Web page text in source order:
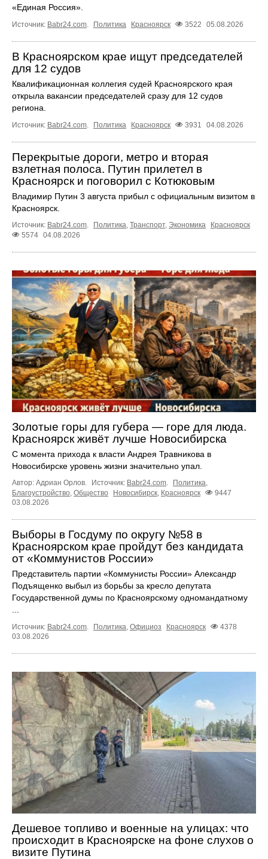
«Единая Россия».
Источник: Babr24.com. Политика Красноярск 3522 05.08.2026
В Красноярском крае ищут председателей
для 12 судов
Квалификационная коллегия судей Красноярского края
открыла вакансии председателей сразу для 12 судов
региона.
Источник: Babr24.com. Политика Красноярск 3931 04.08.2026
Перекрытые дороги, метро и вторая
взлетная полоса. Путин прилетел в
Красноярск и поговорил с Котюковым
Владимир Путин 3 августа прибыл с официальным визитом в
Красноярск.
Источник: Babr24.com. Политика, Транспорт, Экономика
Красноярск
5574 04.08.2026
Золотые горы для губера — горе для люда.
Красноярск живёт лучше Новосибирска
С момента прихода к власти Андрея Травникова в
Новосибирске уровень жизни значительно упал.
Автор: Адриан Орлов. Источник: Babr24.com Политика
Благоустройство Общество Новосибирск Красноярск
9447
03.08.2026
Выборы в Госдуму по округу №58 в
Красноярском крае пройдут без кандидата
от «Коммунистов России»
Представитель партии «Коммунисты России» Александр
Подъященко выбыл из борьбы за кресло депутата
Государственной думы по Красноярскому одномандатному
Источник: Babr24.com. Политика, Официоз Красноярск
4378
03.08.2026
Дешевое топливо и военные на улицах: что
происходит в Красноярске на фоне слухов о
визите Путина